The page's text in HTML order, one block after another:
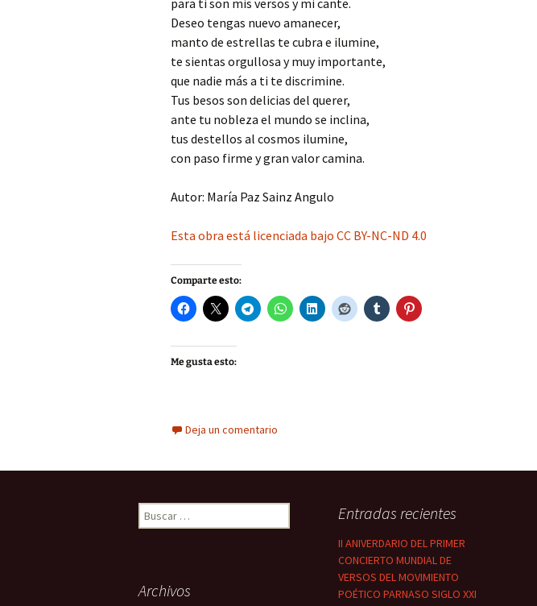
para ti son mis versos y mi cante.
Deseo tengas nuevo amanecer,
manto de estrellas te cubra e ilumine,
te sientas orgullosa y muy importante,
que nadie más a ti te discrimine.
Tus besos son delicias del querer,
ante tu nobleza el mundo se inclina,
tus destellos al cosmos ilumine,
con paso firme y gran valor camina.
Autor: María Paz Sainz Angulo
Esta obra está licenciada bajo CC BY-NC-ND 4.0
Comparte esto:
Me gusta esto:
Deja un comentario
Buscar: Entradas recientes
II ANIVERDARIO DEL PRIMER
CONCIERTO MUNDIAL DE
VERSOS DEL MOVIMIENTO
POÉTICO PARNASO SIGLO XXI
Archivos